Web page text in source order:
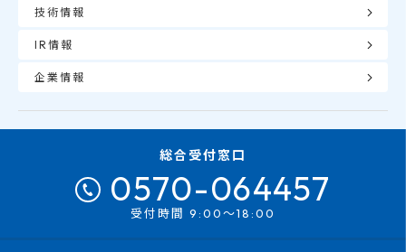
技術情報
IR情報
企業情報
総合受付窓口
0570-064457
受付時間 9:00～18:00